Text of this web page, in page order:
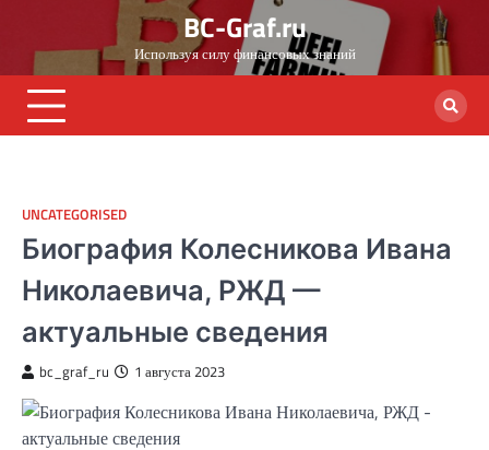
content
BC-Graf.ru
Используя силу финансовых знаний
UNCATEGORISED
Биография Колесникова Ивана
Николаевича, РЖД —
актуальные сведения
bc_graf_ru 1 августа 2023